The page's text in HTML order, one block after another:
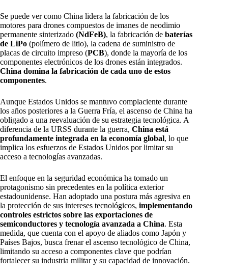
Se puede ver como China lidera la fabricación de los
motores para drones compuestos de imanes de neodimio
permanente sinterizado (NdFeB), la fabricación de baterías
de LiPo (polímero de litio), la cadena de suministro de
placas de circuito impreso (PCB), donde la mayoría de los
componentes electrónicos de los drones están integrados.
China domina la fabricación de cada uno de estos
componentes.
Aunque Estados Unidos se mantuvo complaciente durante
los años posteriores a la Guerra Fría, el ascenso de China ha
obligado a una reevaluación de su estrategia tecnológica. A
diferencia de la URSS durante la guerra, China está
profundamente integrada en la economía global, lo que
implica los esfuerzos de Estados Unidos por limitar su
acceso a tecnologías avanzadas.
El enfoque en la seguridad económica ha tomado un
protagonismo sin precedentes en la política exterior
estadounidense. Han adoptado una postura más agresiva en
la protección de sus intereses tecnológicos, implementando
controles estrictos sobre las exportaciones de
semiconductores y tecnología avanzada a China. Esta
medida, que cuenta con el apoyo de aliados como Japón y
Países Bajos, busca frenar el ascenso tecnológico de China,
limitando su acceso a componentes clave que podrían
fortalecer su industria militar y su capacidad de innovación.